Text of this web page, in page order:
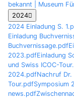
bekannt | Museum
2024
2024 Einladung S.
Einladung
Buchvernissage.pdf
2023.pdfEinladung
und Swiss ICOC-
2024.pdfNachruf Dr.
Tour.pdfSymposium
news.pdf